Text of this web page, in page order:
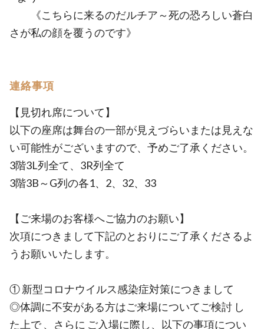
《こちらに来るのだルチア～死の恐ろしい蒼白
さが私の顔を覆うのです》
連絡事項
【見切れ席について】
以下の座席は舞台の一部が見えづらいまたは見えな
い可能性がございますので、予めご了承ください。
3階3L列全て、3R列全て
3階3B～G列の各1、2、32、33
【ご来場のお客様へご協力のお願い】
次項につきまして下記のとおりにご了承くださるよ
うお願いいたします。
① 新型コロナウイルス感染症対策につきまして
◎体調に不安がある方はご来場についてご検討 し
た上で 、さらに ご入場に際し、以下の事項につい